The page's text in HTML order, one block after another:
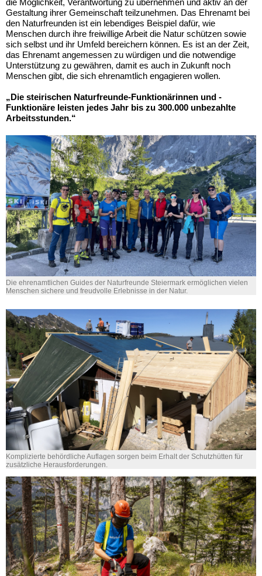
die Möglichkeit, Verantwortung zu übernehmen und aktiv an der
Gestaltung ihrer Gemeinschaft teilzunehmen. Das Ehrenamt bei
den Naturfreunden ist ein lebendiges Beispiel dafür, wie
Menschen durch ihre freiwillige Arbeit die Natur schützen sowie
sich selbst und ihr Umfeld bereichern können. Es ist an der Zeit,
das Ehrenamt angemessen zu würdigen und die notwendige
Unterstützung zu gewähren, damit es auch in Zukunft noch
Menschen gibt, die sich ehrenamtlich engagieren wollen.
„Die steirischen Naturfreunde-Funktionärinnen und -
Funktionäre leisten jedes Jahr bis zu 300.000 unbezahlte
Arbeitsstunden.“
Die ehrenamtlichen Guides der Naturfreunde Steiermark ermöglichen vielen
Menschen sichere und freudvolle Erlebnisse in der Natur.
Komplizierte behördliche Auflagen sorgen beim Erhalt der Schutzhütten für
zusätzliche Herausforderungen.